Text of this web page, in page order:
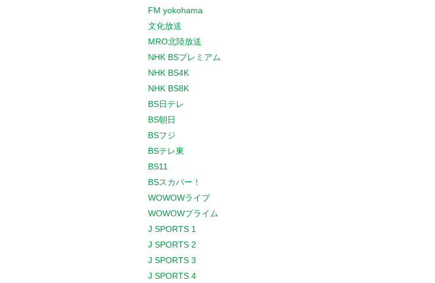
FM yokohama
文化放送
MRO北陸放送
NHK BSプレミアム
NHK BS4K
NHK BS8K
BS日テレ
BS朝日
BSフジ
BSテレ東
BS11
BSスカパー！
WOWOWライブ
WOWOWプライム
J SPORTS 1
J SPORTS 2
J SPORTS 3
J SPORTS 4